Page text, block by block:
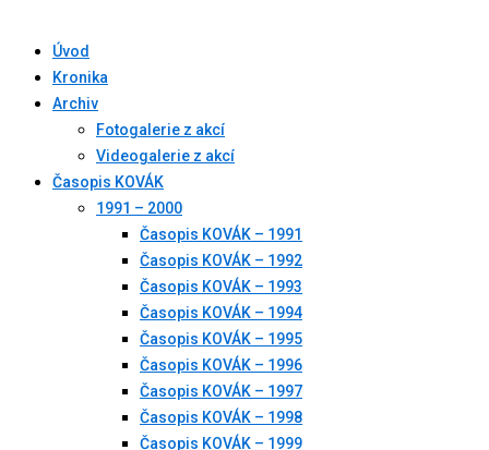
Úvod
Kronika
Archiv
Fotogalerie z akcí
Videogalerie z akcí
Časopis KOVÁK
1991 – 2000
Časopis KOVÁK – 1991
Časopis KOVÁK – 1992
Časopis KOVÁK – 1993
Časopis KOVÁK – 1994
Časopis KOVÁK – 1995
Časopis KOVÁK – 1996
Časopis KOVÁK – 1997
Časopis KOVÁK – 1998
Časopis KOVÁK – 1999